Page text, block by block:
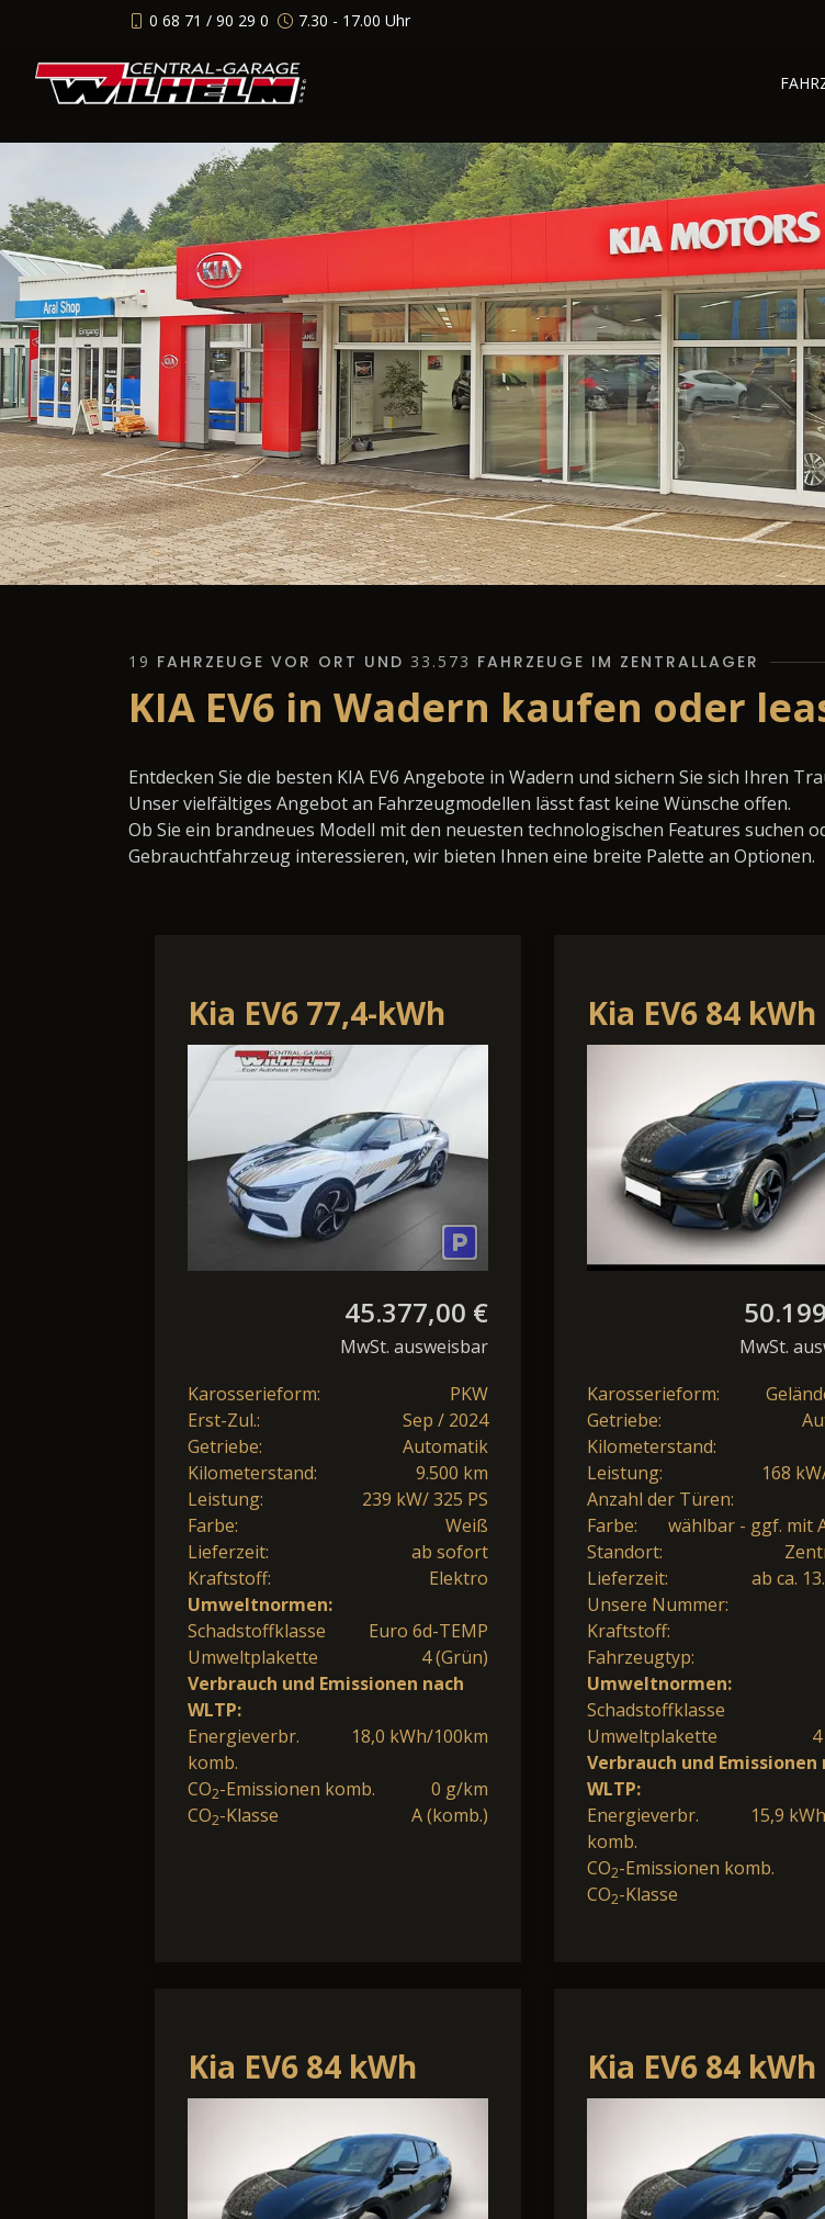
0 68 71 / 90 29 0 7.30 - 17.00 Uhr
19 FAHRZEUGE VOR ORT UND 33.573 FAHRZEUGE IM ZENTRALLAGER
KIA EV6 in Wadern kaufen oder
Entdecken Sie die besten KIA EV6 Angebote in Wadern und sichern Sie sich Ihren
Unser vielfältiges Angebot an Fahrzeugmodellen lässt fast keine Wünsche offen.
Ob Sie ein brandneues Modell mit den neuesten technologischen Features suchen
Gebrauchtfahrzeug interessieren, wir bieten Ihnen eine breite Palette an Optionen.
Kia EV6 77,4-kWh
AWD GT-Line
WP/Assist+/Sound/Glasd
45.377,00 €
MwSt. ausweisbar
Karosserieform:
PKW
Erst-Zul.:
Sep / 2024
Getriebe:
Automatik
Kilometerstand:
9.500 km
Leistung:
239 kW/ 325 PS
Farbe:
Weiß
Lieferzeit:
ab sofort
Kraftstoff:
Elektro
Umweltnormen:
Schadstoffklasse
Euro 6d-TEMP
Umweltplakette
4 (Grün)
Verbrauch und Emissionen nach
WLTP:
Energieverbr.
komb.
18,0 kWh/100km
CO2-Emissionen komb.
0 g/km
CO2-Klasse A (komb.)
Kia EV6 84 kWh
Line Business
Edition
MwSt.
Karosserieform:
Getriebe:
Kilometerstand:
Leistung:
168
Anzahl der Türen:
Farbe:
wählbar - ggf. mit
Standort:
Lieferzeit:
ab ca.
Unsere Nummer:
Kraftstoff:
Fahrzeugtyp:
Umweltnormen:
Schadstoffklasse
Umweltplakette
Verbrauch und Emissionen
WLTP:
Energieverbr.
komb.
15,9
CO2-Emissionen komb.
CO2-Klasse
Kia EV6 84 kWh
Dual Motor Plus
Advanced AWD
Kia EV6 84 kWh
Dual Motor